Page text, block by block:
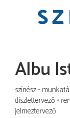
Albu
színész
díszlettervező
jelmeztervező